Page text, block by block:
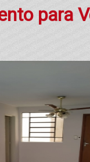
para